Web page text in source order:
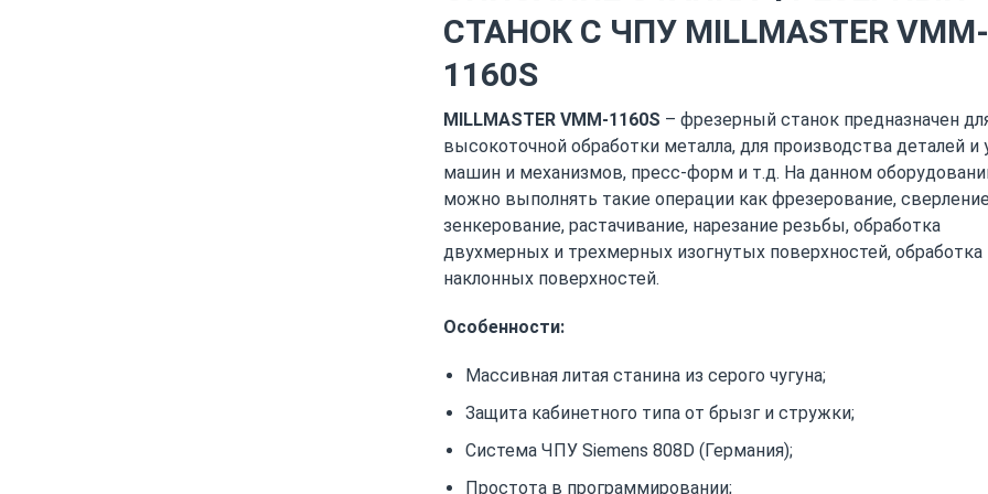
СТАНОК С ЧПУ MILLMASTER VMM-
1160S
MILLMASTER VMM-1160S – фрезерный станок предназначен
высокоточной обработки металла, для производства деталей и
машин и механизмов, пресс-форм и т.д. На данном
можно выполнять такие операции как фрезерование,
зенкерование, растачивание, нарезание резьбы, обработка
двухмерных и трехмерных изогнутых поверхностей, обработка
наклонных поверхностей.
Особенности:
Массивная литая станина из серого чугуна;
Защита кабинетного типа от брызг и стружки;
Система ЧПУ Siemens 808D (Германия);
Простота в программировании;